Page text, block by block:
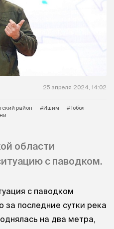
25 апреля 2024, 14:02
район #Ишим
#Тобол
области
с паводком.
с паводком
за последние сутки река
на два метра,